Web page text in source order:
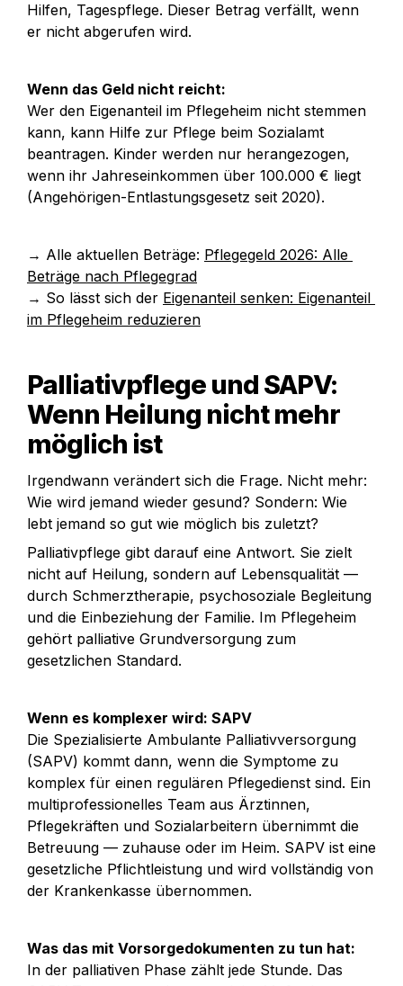
Hilfen, Tagespflege. Dieser Betrag verfällt, wenn
er nicht abgerufen wird.
Wenn das Geld nicht reicht:
Wer den Eigenanteil im Pflegeheim nicht stemmen
kann, kann Hilfe zur Pflege beim Sozialamt
beantragen. Kinder werden nur herangezogen,
wenn ihr Jahreseinkommen über 100.000 € liegt
(Angehörigen-Entlastungsgesetz seit 2020).
→ Alle aktuellen Beträge: Pflegegeld 2026: Alle
Beträge nach Pflegegrad
→ So lässt sich der Eigenanteil senken: Eigenanteil
im Pflegeheim reduzieren
Palliativpflege und SAPV:
Wenn Heilung nicht mehr
möglich ist
Irgendwann verändert sich die Frage. Nicht mehr:
Wie wird jemand wieder gesund? Sondern: Wie
lebt jemand so gut wie möglich bis zuletzt?
Palliativpflege gibt darauf eine Antwort. Sie zielt
nicht auf Heilung, sondern auf Lebensqualität —
durch Schmerztherapie, psychosoziale Begleitung
und die Einbeziehung der Familie. Im Pflegeheim
gehört palliative Grundversorgung zum
gesetzlichen Standard.
Wenn es komplexer wird: SAPV
Die Spezialisierte Ambulante Palliativversorgung
(SAPV) kommt dann, wenn die Symptome zu
komplex für einen regulären Pflegedienst sind. Ein
multiprofessionelles Team aus Ärztinnen,
Pflegekräften und Sozialarbeitern übernimmt die
Betreuung — zuhause oder im Heim. SAPV ist eine
gesetzliche Pflichtleistung und wird vollständig von
der Krankenkasse übernommen.
Was das mit Vorsorgedokumenten zu tun hat:
In der palliativen Phase zählt jede Stunde. Das